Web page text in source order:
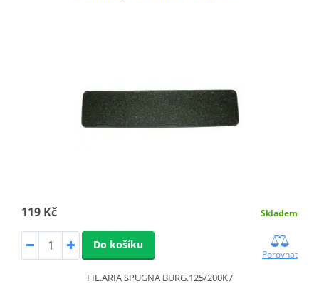
119 Kč Skladem
Do košíku
Porovnat
FIL.ARIA SPUGNA BURG.125/200K7